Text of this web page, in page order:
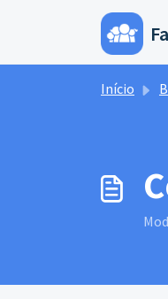
Ir para o
Início